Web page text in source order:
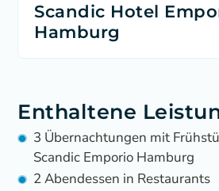
Scandic Hotel
Hamburg
Enthaltene
3 Übernachtungen mit
Scandic Emporio Hamburg
2 Abendessen in Restaurants